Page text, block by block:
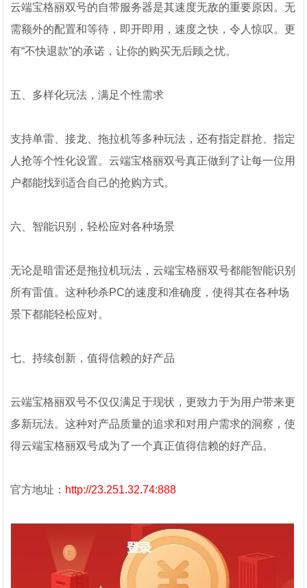
云端宝格丽双号的自带服务器是其速度无敌的重要原因。无
需额外的配置和等待，即开即用，速度之快，令人惊叹。更
有“不快退款”的承诺，让你的购买无后顾之忧。
五、多样化玩法，满足个性需求
支持单雷、接龙、拖拉机等多种玩法，还有指定群抢、指定
人抢等个性化设置。云端宝格丽双号真正做到了让每一位用
户都能找到适合自己的抢购方式。
六、智能识别，轻松应对各种场景
无论是暗雷还是拖拉机玩法，云端宝格丽双号都能智能识别
所有雷值。这种秒杀PC的速度和准确度，使得其在各种场
景下都能轻松应对。
七、持续创新，值得信赖的好产品
云端宝格丽双号不仅仅满足于现状，更致力于为用户带来更
多新玩法。这种对产品质量的追求和对用户需求的洞察，使
得云端宝格丽双号成为了一个真正值得信赖的好产品。
官方地址： http://23.251.32.74:888